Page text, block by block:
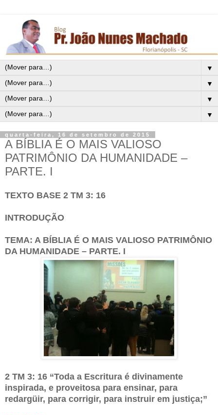
▼
▼
▼
▼
quarta-feira, 16 de setembro de 2015
A BÍBLIA É O MAIS VALIOSO
PATRIMÔNIO DA HUMANIDADE –
PARTE. I
TEXTO BASE 2 TM 3: 16
INTRODUÇÃO
TEMA: A BÍBLIA É O MAIS VALIOSO PATRIMÔNIO
DA HUMANIDADE – PARTE. I
2 TM 3: 16 “Toda a Escritura é divinamente
inspirada, e proveitosa para ensinar, para
redargüir, para corrigir, para instruir em justiça;”